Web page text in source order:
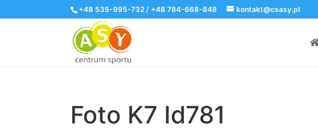
+48 535-995-732 / +48 784-668-848 kontakt@csasy.pl
Foto K7 Id781